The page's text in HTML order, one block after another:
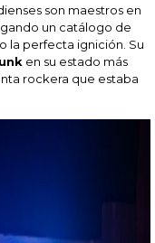
son maestros en
un catálogo de
la perfecta ignición. Su
en su estado más
rockera que estaba